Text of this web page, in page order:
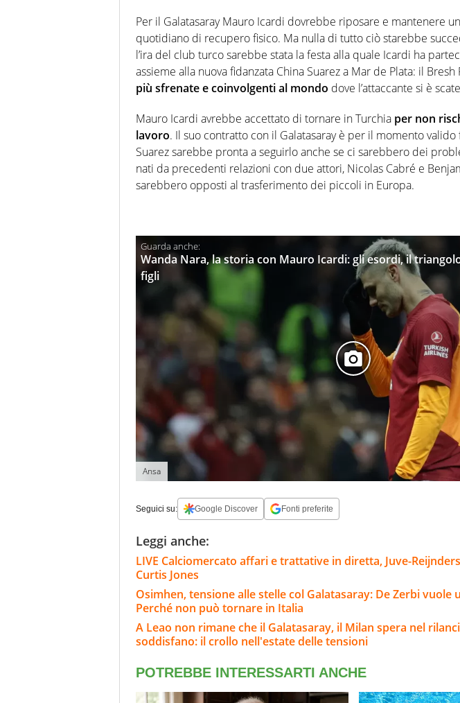
Per il Galatasaray Mauro Icardi dovrebbe riposare e mantenere
quotidiano di recupero fisico. Ma nulla di tutto ciò starebbe
l’ira del club turco sarebbe stata la festa alla quale Icardi ha
assieme alla nuova fidanzata China Suarez a Mar de Plata: il Bresh
più sfrenate e coinvolgenti al mondo dove l’attaccante si è
Mauro Icardi avrebbe accettato di tornare in Turchia per non
lavoro. Il suo contratto con il Galatasaray è per il momento valido
Suarez sarebbe pronta a seguirlo anche se ci sarebbero dei
nati da precedenti relazioni con due attori, Nicolas Cabré e
sarebbero opposti al trasferimento dei piccoli in Europa.
Wanda Nara, la storia con Mauro Icardi: gli esordi, il
figli
Ansa
Seguici su: Google Discover Fonti preferite
Leggi anche:
LIVE Calciomercato affari e trattative in diretta, Juve-
Curtis Jones
Osimhen, tensione alle stelle col Galatasaray: De Zerbi vuole
Perché non può tornare in Italia
A Leao non rimane che il Galatasaray, il Milan spera nel
soddisfano: il crollo nell'estate delle tensioni